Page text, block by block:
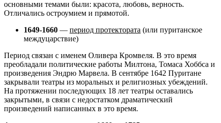
основными темами были: красота, любовь, верность.
Отличались остроумием и прямотой.
1649-1660 — период протектората (или пуританское
междуцарствие)
Период связан с именем Оливера Кромвеля. В это время
преобладали политические работы Милтона, Томаса Хоббса и
произведения Эндрю Марвела. В сентябре 1642 Пуритане
закрывали театры из моральных и религиозных убеждений.
На протяжении последующих 18 лет театры оставались
закрытыми, в связи с недостатком драматический
произведений написанных в это время.